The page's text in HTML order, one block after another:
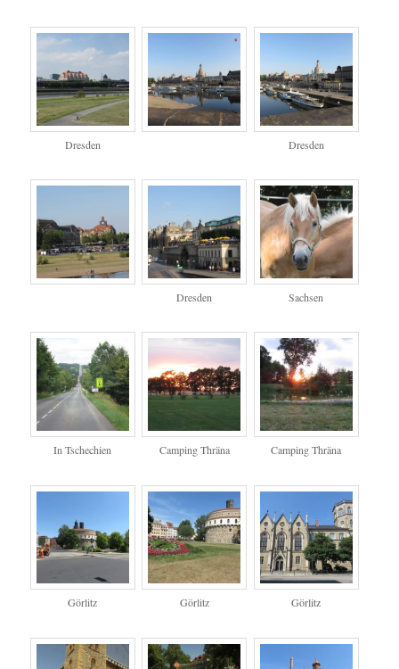
Dresden Dresden
Dresden Sachsen
In Tschechien Camping Thräna Camping Thräna
Görlitz Görlitz Görlitz